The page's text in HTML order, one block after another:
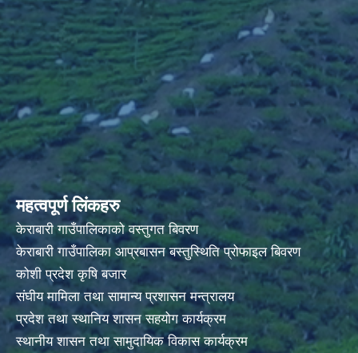
महत्वपूर्ण लिंकहरु
केराबारी गाउँपालिकाको वस्तुगत बिवरण
केराबारी गाउँपालिका आप्रबासन बस्तुस्थिति प्रोफाइल बिवरण
कोशी प्रदेश कृषि बजार
संघीय मामिला तथा सामान्य प्रशासन मन्त्रालय
प्रदेश तथा स्थानिय शासन सहयोग कार्यक्रम
स्थानीय शासन तथा सामुदायिक विकास कार्यक्रम